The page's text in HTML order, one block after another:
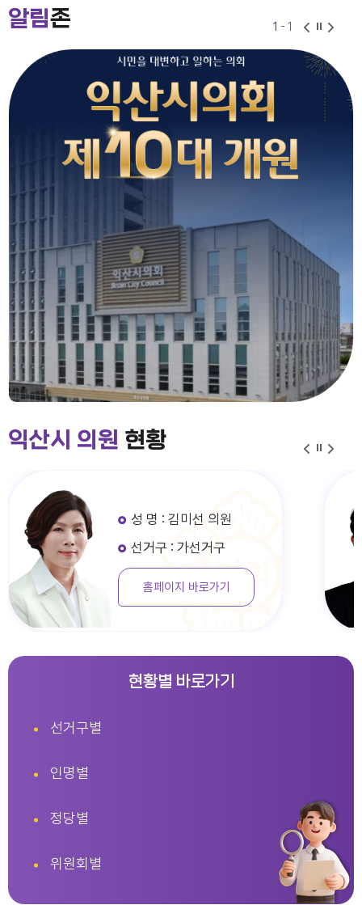
2026-07-24
2026-06-30
익산시의회 기간제근로자(비서, 행정보조) 채용 공고
알림존 1 - 1
익산시 의원 현황
성 명 : 김미선 의원
선거구 : 가선거구
홈페이지 바로가기
현황별 바로가기
선거구별
인명별
정당별
위원회별